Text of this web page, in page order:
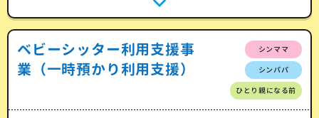
ベビーシッター利用支援事
業（一時預かり利用支援）
シンママ
シンパパ
ひとり親になる前